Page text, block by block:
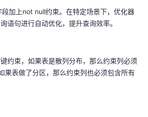
加上not null约束。在特定场景下，优化器
语句进行自动优化，提升查询效率。
约束，如果表是散列分布，那么约束列必须
果表做了分区，那么约束列也必须包含所有